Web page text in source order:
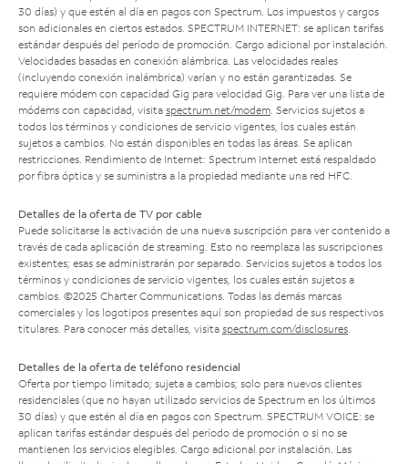
30 días) y que estén al día en pagos con Spectrum. Los impuestos y cargos
son adicionales en ciertos estados. SPECTRUM INTERNET: se aplican tarifas
estándar después del período de promoción. Cargo adicional por instalación.
Velocidades basadas en conexión alámbrica. Las velocidades reales
(incluyendo conexión inalámbrica) varían y no están garantizadas. Se
requiere módem con capacidad Gig para velocidad Gig. Para ver una lista de
módems con capacidad, visita spectrum.net/modem . Servicios sujetos a
todos los términos y condiciones de servicio vigentes, los cuales están
sujetos a cambios. No están disponibles en todas las áreas. Se aplican
restricciones. Rendimiento de Internet: Spectrum Internet está respaldado
por fibra óptica y se suministra a la propiedad mediante una red HFC.
Detalles de la oferta de TV por cable
Puede solicitarse la activación de una nueva suscripción para ver contenido a
través de cada aplicación de streaming. Esto no reemplaza las suscripciones
existentes; esas se administrarán por separado. Servicios sujetos a todos los
términos y condiciones de servicio vigentes, los cuales están sujetos a
cambios. ©2025 Charter Communications. Todas las demás marcas
comerciales y los logotipos presentes aquí son propiedad de sus respectivos
titulares. Para conocer más detalles, visita spectrum.com/disclosures
Detalles de la oferta de teléfono residencial
Oferta por tiempo limitado; sujeta a cambios; solo para nuevos clientes
residenciales (que no hayan utilizado servicios de Spectrum en los últimos
30 días) y que estén al día en pagos con Spectrum. SPECTRUM VOICE: se
aplican tarifas estándar después del período de promoción o si no se
mantienen los servicios elegibles. Cargo adicional por instalación. Las